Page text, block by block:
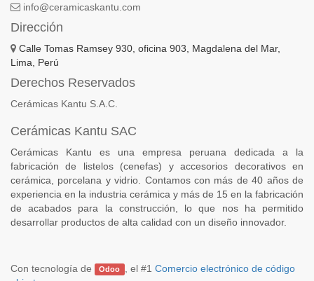
info@ceramicaskantu.com
Dirección
Calle Tomas Ramsey 930, oficina 903, Magdalena del Mar,
Lima, Perú
Derechos Reservados
Cerámicas Kantu S.A.C.
Cerámicas Kantu SAC
Cerámicas Kantu es una empresa peruana dedicada a la
fabricación de listelos (cenefas) y accesorios decorativos en
cerámica, porcelana y vidrio. Contamos con más de 40 años de
experiencia en la industria cerámica y más de 15 en la fabricación
de acabados para la construcción, lo que nos ha permitido
desarrollar productos de alta calidad con un diseño innovador.
Con tecnología de Odoo , el #1 Comercio electrónico de código